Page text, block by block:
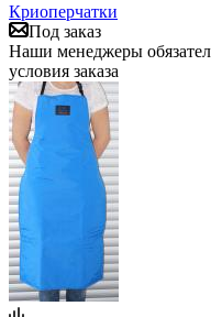
Криоперчатки
Под заказ
Наши менеджеры
условия заказа